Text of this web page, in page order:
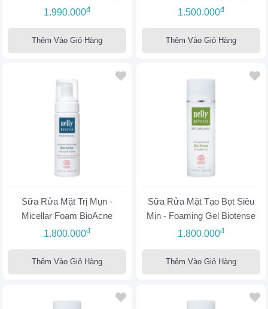
1.990.000đ
Thêm Vào Giỏ Hàng
1.500.000đ
Thêm Vào Giỏ Hàng
Sữa Rửa Mặt Trị Mụn -
Micellar Foam BioAcne
1.800.000đ
Thêm Vào Giỏ Hàng
Sữa Rửa Mặt Tạo Bọt Siêu
Mịn - Foaming Gel Biotense
1.800.000đ
Thêm Vào Giỏ Hàng